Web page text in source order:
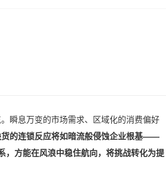
瞬息万变的市场需求、区域化的消费偏好
货的连锁反应将如暗流般侵蚀企业根基——
，方能在风浪中稳住航向，将挑战转化为提